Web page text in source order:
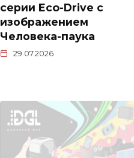
серии Eco-Drive с
изображением
Человека-паука
29.07.2026